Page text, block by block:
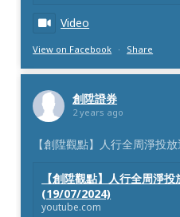
Video
View on Facebook · Share
創陞證券
2 years ago
【創陞觀點】人行全周淨投
【創陞觀點】人行全周淨
(19/07/2024)
youtube.com